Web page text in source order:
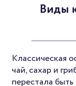
Виды
Классическая
чай, сахар и
перестала